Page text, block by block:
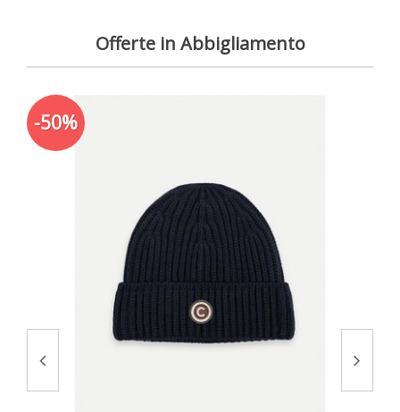
Offerte in Abbigliamento
-50%